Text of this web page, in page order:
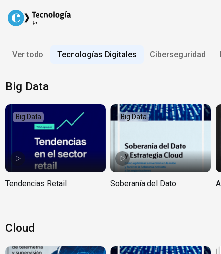
content
Ver todo Tecnologías Digitales Ciberseguridad
Big Data
Big Data
Tendencias Retail
Big Data
Soberanía del Dato
Cloud